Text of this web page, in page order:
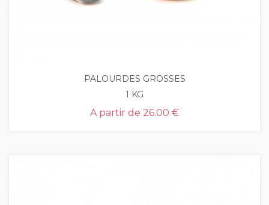
PALOURDES GROSSES
1 KG
A partir de 26.00 €